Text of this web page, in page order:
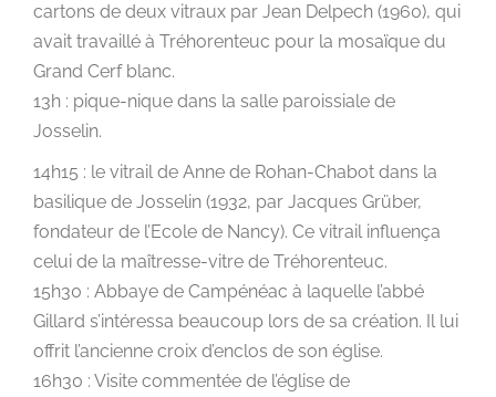
cartons de deux vitraux par Jean Delpech (1960), qui
avait travaillé à Tréhorenteuc pour la mosaïque du
Grand Cerf blanc.
13h : pique-nique dans la salle paroissiale de
Josselin.
14h15 : le vitrail de Anne de Rohan-Chabot dans la
basilique de Josselin (1932, par Jacques Grüber,
fondateur de l’Ecole de Nancy). Ce vitrail influença
celui de la maîtresse-vitre de Tréhorenteuc.
15h30 : Abbaye de Campénéac à laquelle l’abbé
Gillard s’intéressa beaucoup lors de sa création. Il lui
offrit l’ancienne croix d’enclos de son église.
16h30 : Visite commentée de l’église de